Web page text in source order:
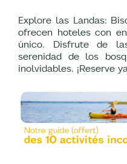
Explore las Landas:
ofrecen hoteles con
único. Disfrute de
serenidad de los
inolvidables. ¡Reserve